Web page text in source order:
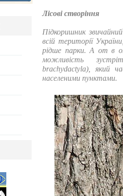
Лісові створіння
Підкоришник
всій території
рідше парки. А от в
можливість
brachydactyla), який
населеними пунктами.